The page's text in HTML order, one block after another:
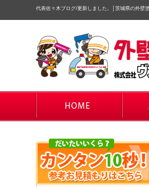
代表佐々木ブログ/更新しました。 茨城県の外壁